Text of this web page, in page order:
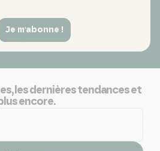
Je m'abonne !
les dernières tendances et
encore.